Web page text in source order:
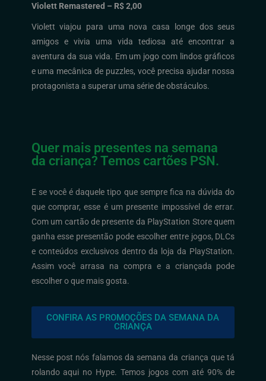
Violett Remastered – R$ 2,00
Violett viajou para uma nova casa longe dos seus
amigos e vivia uma vida tediosa até encontrar a
aventura da sua vida. Em um jogo com lindos gráficos
e uma mecânica de puzzles, você precisa ajudar nossa
protagonista a superar uma série de obstáculos.
Quer mais presentes na semana
da criança? Temos cartões PSN.
E se você é daquele tipo que sempre fica na dúvida do
que comprar, esse é um presente impossível de errar.
Com um cartão de presente da PlayStation Store quem
ganha esse presentão pode escolher entre jogos, DLCs
e conteúdos exclusivos dentro da loja da PlayStation.
Assim você arrasa na compra e a criançada pode
escolher o que mais gosta.
CONFIRA AS PROMOÇÕES DA SEMANA DA
CRIANÇA
Nesse post nós falamos da semana da criança que tá
rolando aqui no Hype. Temos jogos com até 90% de